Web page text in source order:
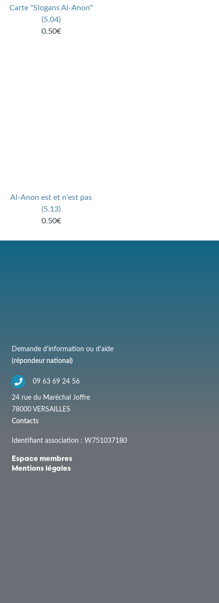
Carte "Slogans Al-Anon"
(5.04)
0.50€
Al-Anon est et n'est pas
(5.13)
0.50€
Demande d'information ou d'aide
(répondeur national)
09 63 69 24 56
24 rue du Maréchal Joffre
78000 VERSAILLES
Contacts
Identifiant association : W751037180
Espace membres
Mentions légales